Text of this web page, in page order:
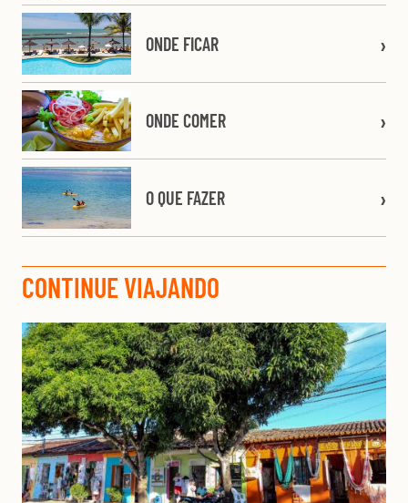
ONDE FICAR
ONDE COMER
O QUE FAZER
CONTINUE VIAJANDO